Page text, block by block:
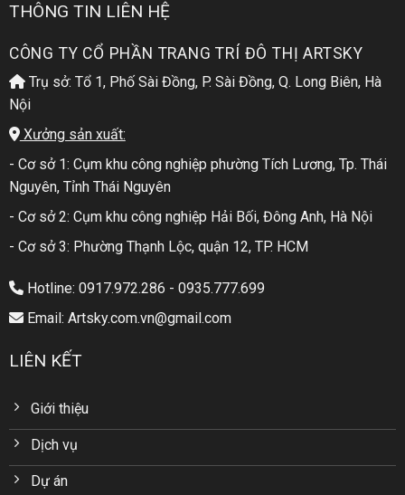
THÔNG TIN LIÊN HỆ
CÔNG TY CỔ PHẦN TRANG TRÍ ĐÔ THỊ ARTSKY
Trụ sở: Tổ 1, Phố Sài Đồng, P. Sài Đồng, Q. Long Biên, Hà
Nội
Xưởng sản xuất:
- Cơ sở 1: Cụm khu công nghiệp phường Tích Lương, Tp. Thái
Nguyên, Tỉnh Thái Nguyên
- Cơ sở 2: Cụm khu công nghiệp Hải Bối, Đông Anh, Hà Nội
- Cơ sở 3: Phường Thạnh Lộc, quận 12, TP. HCM
Hotline: 0917.972.286 - 0935.777.699
Email: Artsky.com.vn@gmail.com
LIÊN KẾT
Giới thiệu
Dịch vụ
Dự án